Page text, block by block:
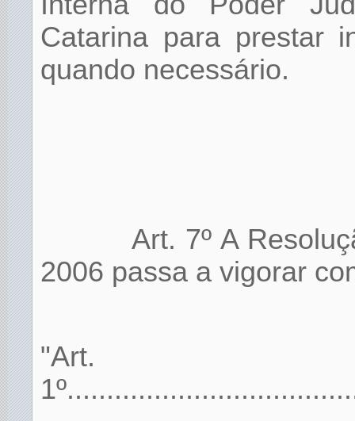
Catarina para prestar
quando necessário.
Art. 7º A
2006 passa a vigorar
"Art.